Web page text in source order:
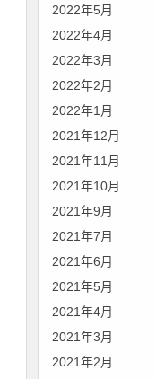
2022年5月
2022年4月
2022年3月
2022年2月
2022年1月
2021年12月
2021年11月
2021年10月
2021年9月
2021年7月
2021年6月
2021年5月
2021年4月
2021年3月
2021年2月